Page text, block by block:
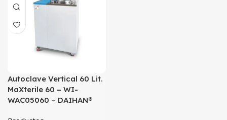
Autoclave Vertical 60 Lit.
MaXterile 60 – WI-
WAC05060 – DAIHAN®